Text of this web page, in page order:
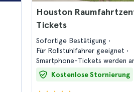
Houston
Tickets
Sofortige Bestätigung
Für Rollstuhlfahrer geeignet
Smartphone-Tickets werden
Kostenlose Stornierung